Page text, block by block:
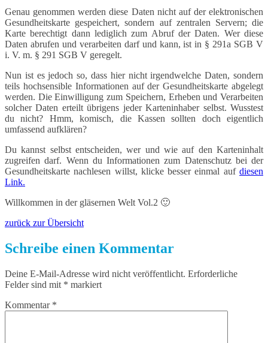
Genau genommen werden diese Daten nicht auf der elektronischen
Gesundheitskarte gespeichert, sondern auf zentralen Servern; die
Karte berechtigt dann lediglich zum Abruf der Daten. Wer diese
Daten abrufen und verarbeiten darf und kann, ist in § 291a SGB V
i. V. m. § 291 SGB V geregelt.
Nun ist es jedoch so, dass hier nicht irgendwelche Daten, sondern
teils hochsensible Informationen auf der Gesundheitskarte abgelegt
werden. Die Einwilligung zum Speichern, Erheben und Verarbeiten
solcher Daten erteilt übrigens jeder Karteninhaber selbst. Wusstest
du nicht? Hmm, komisch, die Kassen sollten doch eigentlich
umfassend aufklären?
Du kannst selbst entscheiden, wer und wie auf den Karteninhalt
zugreifen darf. Wenn du Informationen zum Datenschutz bei der
Gesundheitskarte nachlesen willst, klicke besser einmal auf diesen
Link.
Willkommen in der gläsernen Welt Vol.2 🙂
zurück zur Übersicht
Schreibe einen Kommentar
Deine E-Mail-Adresse wird nicht veröffentlicht. Erforderliche
Felder sind mit * markiert
Kommentar *